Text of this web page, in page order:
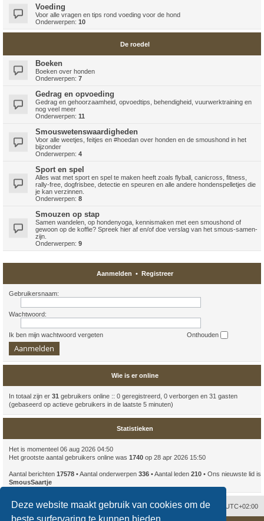
Deze website maakt gebruik van cookies om de
beste surfervaring te kunnen bieden.
Voeding
Voor alle vragen en tips rond voeding voor de hond
Onderwerpen: 10
De roedel
Boeken
Boeken over honden
Onderwerpen: 7
Gedrag en opvoeding
Gedrag en gehoorzaamheid, opvoedtips, behendigheid, vuurwerktraining en
nog veel meer
Onderwerpen: 11
Smouswetenswaardigheden
Voor alle weetjes, feitjes en #hoedan over honden en de smoushond in het
bijzonder
Onderwerpen: 4
Sport en spel
Alles wat met sport en spel te maken heeft zoals flyball, canicross, fitness,
rally-free, dogfrisbee, detectie en speuren en alle andere hondenspelletjes die
je kan verzinnen.
Onderwerpen: 8
Smouzen op stap
Samen wandelen, op hondenyoga, kennismaken met een smoushond of
gewoon op de koffie? Spreek hier af en/of doe verslag van het smous-samen-
zijn.
Onderwerpen: 9
Aanmelden • Registreer
Gebruikersnaam:
Wachtwoord:
Ik ben mijn wachtwoord vergeten Onthouden
Wie is er online
In totaal zijn er 31 gebruikers online :: 0 geregistreerd, 0 verborgen en 31 gasten
(gebaseerd op actieve gebruikers in de laatste 5 minuten)
Statistieken
Het is momenteel 06 aug 2026 04:50
Het grootste aantal gebruikers online was 1740 op 28 apr 2026 15:50
Aantal berichten 17578 • Aantal onderwerpen 336 • Aantal leden 210 • Ons nieuwste lid is
SmousSaartje
Alle tijden zijn UTC+02:00
Verwijder cookies
Contact